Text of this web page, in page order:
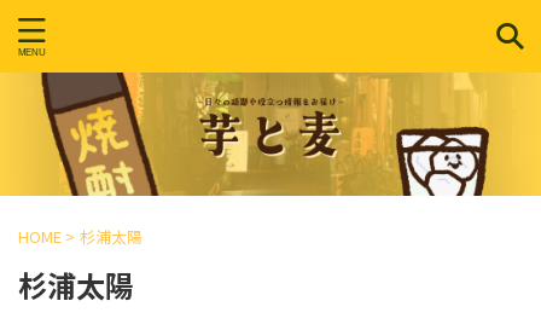
HOME > 杉浦太陽
杉浦太陽